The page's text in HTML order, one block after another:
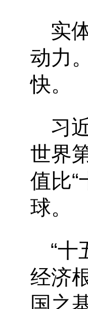
实
动力
快。
习
世界
值比“
球。
“十
经济
国之